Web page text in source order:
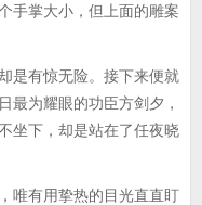
手掌大小，但上面的雕案
是有惊无险。接下来便就
最为耀眼的功臣方剑夕，
坐下，却是站在了任夜晓
唯有用挚热的目光直直盯